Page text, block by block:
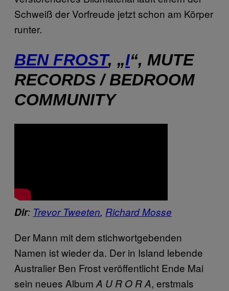
Schweiß der Vorfreude jetzt schon am Körper
runter.
BEN FROST, „I“, MUTE
RECORDS / BEDROOM
COMMUNITY
Dir: Trevor Tweeten, Richard Mosse
Der Mann mit dem stichwortgebenden
Namen ist wieder da. Der in Island lebende
Australier Ben Frost veröffentlicht Ende Mai
sein neues Album A U R O R A, erstmals